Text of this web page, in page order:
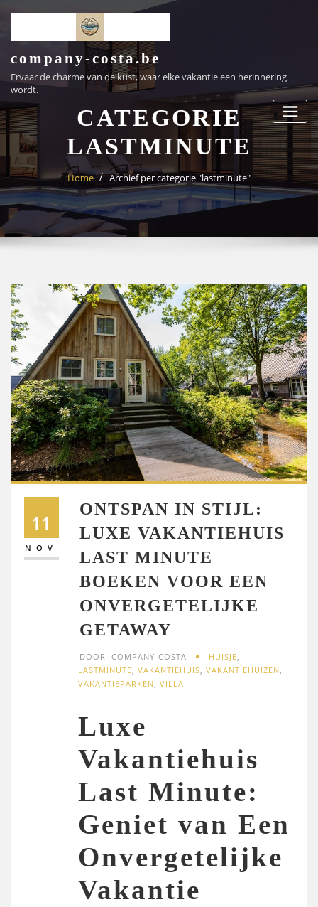
inhoud
company-costa.be
Ervaar de charme van de kust, waar elke vakantie een herinnering
wordt.
CATEGORIE
LASTMINUTE
Home Archief per categorie "lastminute"
11
NOV
ONTSPAN IN STIJL:
LUXE VAKANTIEHUIS
LAST MINUTE
BOEKEN VOOR EEN
ONVERGETELIJKE
GETAWAY
DOOR COMPANY-COSTA HUISJE
LASTMINUTE ,VAKANTIEHUIS ,VAKANTIEHUIZEN
VAKANTIEPARKEN ,VILLA
Luxe
Vakantiehuis
Last Minute:
Geniet van Een
Onvergetelijke
Vakantie